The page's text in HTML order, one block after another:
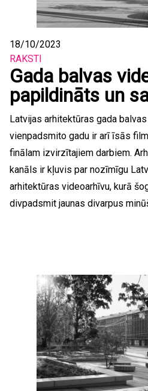
18/10/2023
RAKSTI
Gada balvas
papildināts un
Latvijas arhitektūras gada
vienpadsmito gadu ir arī īsās
finālam izvirzītajiem darbiem.
kanāls ir kļuvis par nozīmīgu
arhitektūras videoarhīvu, kurā
divpadsmit jaunas divarpus